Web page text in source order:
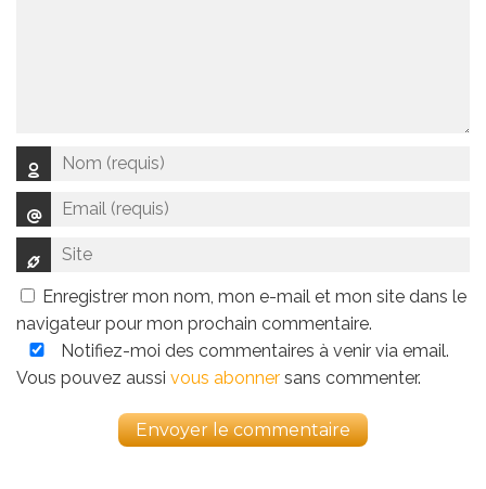
Enregistrer mon nom, mon e-mail et mon site dans le
navigateur pour mon prochain commentaire.
Notifiez-moi des commentaires à venir via email.
Vous pouvez aussi vous abonner sans commenter.